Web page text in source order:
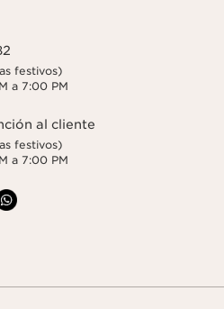
festivos)
a 7:00 PM
al cliente
festivos)
a 7:00 PM